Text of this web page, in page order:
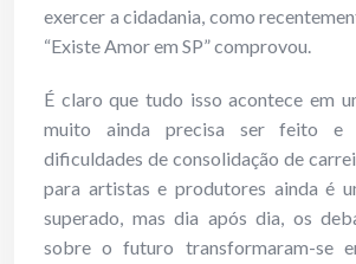
exercer a cidadania, como
“Existe Amor em SP” comprovou.
É claro que tudo isso acontece em
muito ainda precisa ser feito e
dificuldades de consolidação de
para artistas e produtores ainda é
superado, mas dia após dia, os
sobre o futuro transformaram-se